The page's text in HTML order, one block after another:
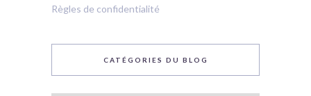
Règles de confidentialité
CATÉGORIES DU BLOG